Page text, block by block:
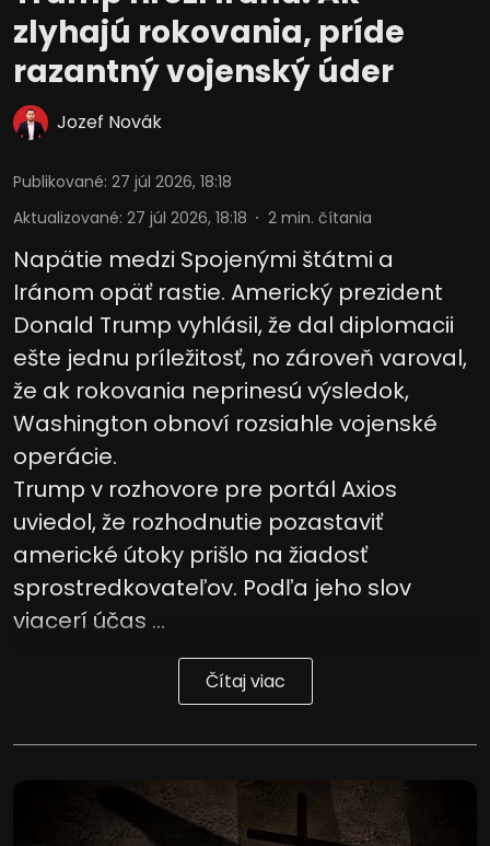
zlyhajú rokovania, príde
razantný vojenský úder
Jozef Novák
Publikované: 27 júl 2026, 18:18
Aktualizované: 27 júl 2026, 18:18 2 min. čítania
Napätie medzi Spojenými štátmi a
Iránom opäť rastie. Americký prezident
Donald Trump vyhlásil, že dal diplomacii
ešte jednu príležitosť, no zároveň varoval,
že ak rokovania neprinesú výsledok,
Washington obnoví rozsiahle vojenské
operácie.
Trump v rozhovore pre portál Axios
uviedol, že rozhodnutie pozastaviť
americké útoky prišlo na žiadosť
sprostredkovateľov. Podľa jeho slov
viacerí účas ...
Čítaj viac